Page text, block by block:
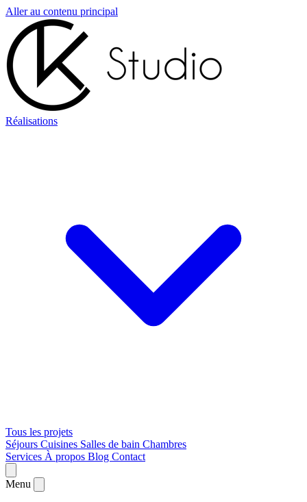
Aller au contenu principal
Réalisations
Tous les projets
Séjours Cuisines Salles de bain Chambres
Services À propos Blog Contact
Menu